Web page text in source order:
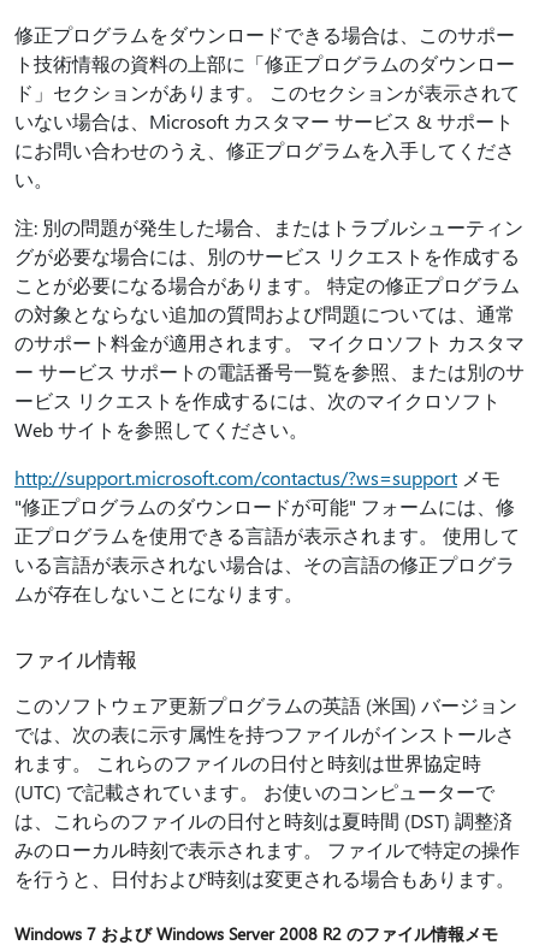
修正プログラムをダウンロードできる場合は、このサポー
ト技術情報の資料の上部に「修正プログラムのダウンロー
ド」セクションがあります。 このセクションが表示されて
いない場合は、Microsoft カスタマー サービス & サポート
にお問い合わせのうえ、修正プログラムを入手してくださ
い。
注: 別の問題が発生した場合、またはトラブルシューティン
グが必要な場合には、別のサービス リクエストを作成する
ことが必要になる場合があります。 特定の修正プログラム
の対象とならない追加の質問および問題については、通常
のサポート料金が適用されます。 マイクロソフト カスタマ
ー サービス サポートの電話番号一覧を参照、または別のサ
ービス リクエストを作成するには、次のマイクロソフト
Web サイトを参照してください。
http://support.microsoft.com/contactus/?ws=support メモ
"修正プログラムのダウンロードが可能" フォームには、修
正プログラムを使用できる言語が表示されます。 使用して
いる言語が表示されない場合は、その言語の修正プログラ
ムが存在しないことになります。
ファイル情報
このソフトウェア更新プログラムの英語 (米国) バージョン
では、次の表に示す属性を持つファイルがインストールさ
れます。 これらのファイルの日付と時刻は世界協定時
(UTC) で記載されています。 お使いのコンピューターで
は、これらのファイルの日付と時刻は夏時間 (DST) 調整済
みのローカル時刻で表示されます。 ファイルで特定の操作
を行うと、日付および時刻は変更される場合もあります。
Windows 7 および Windows Server 2008 R2 のファイル情報メモ